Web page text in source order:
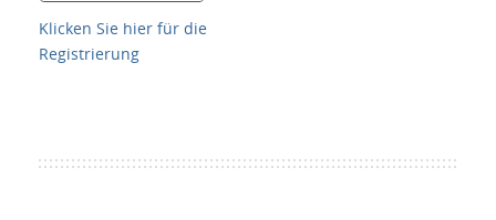
Klicken Sie hier für die
Registrierung